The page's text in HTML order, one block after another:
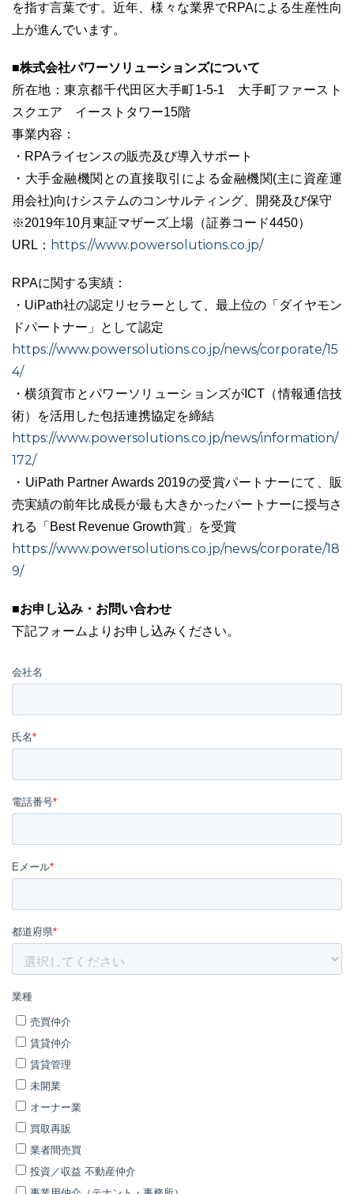
を指す言葉です。近年、様々な業界でRPAによる生産性向
上が進んでいます。
■株式会社パワーソリューションズについて
所在地：東京都千代田区大手町1-5-1 大手町ファースト
スクエア イーストタワー15階
事業内容：
・RPAライセンスの販売及び導入サポート
・大手金融機関との直接取引による金融機関(主に資産運
用会社)向けシステムのコンサルティング、開発及び保守
※2019年10月東証マザーズ上場（証券コード4450）
URL： https://www.powersolutions.co.jp/
RPAに関する実績：
・UiPath社の認定リセラーとして、最上位の「ダイヤモン
ドパートナー」として認定
https://www.powersolutions.co.jp/news/corporate/15
4/
・横須賀市とパワーソリューションズがICT（情報通信技
術）を活⽤した包括連携協定を締結
https://www.powersolutions.co.jp/news/information/
172/
・UiPath Partner Awards 2019の受賞パートナーにて、販
売実績の前年比成長が最も大きかったパートナーに授与さ
れる「Best Revenue Growth賞」を受賞
https://www.powersolutions.co.jp/news/corporate/18
9/
■お申し込み・お問い合わせ
下記フォームよりお申し込みください。